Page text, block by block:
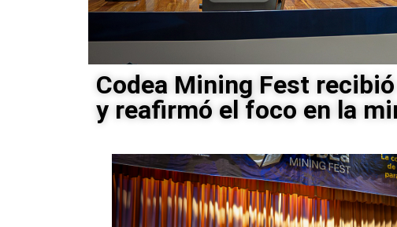
Codea Mining Fest
y reafirmó el foco en la